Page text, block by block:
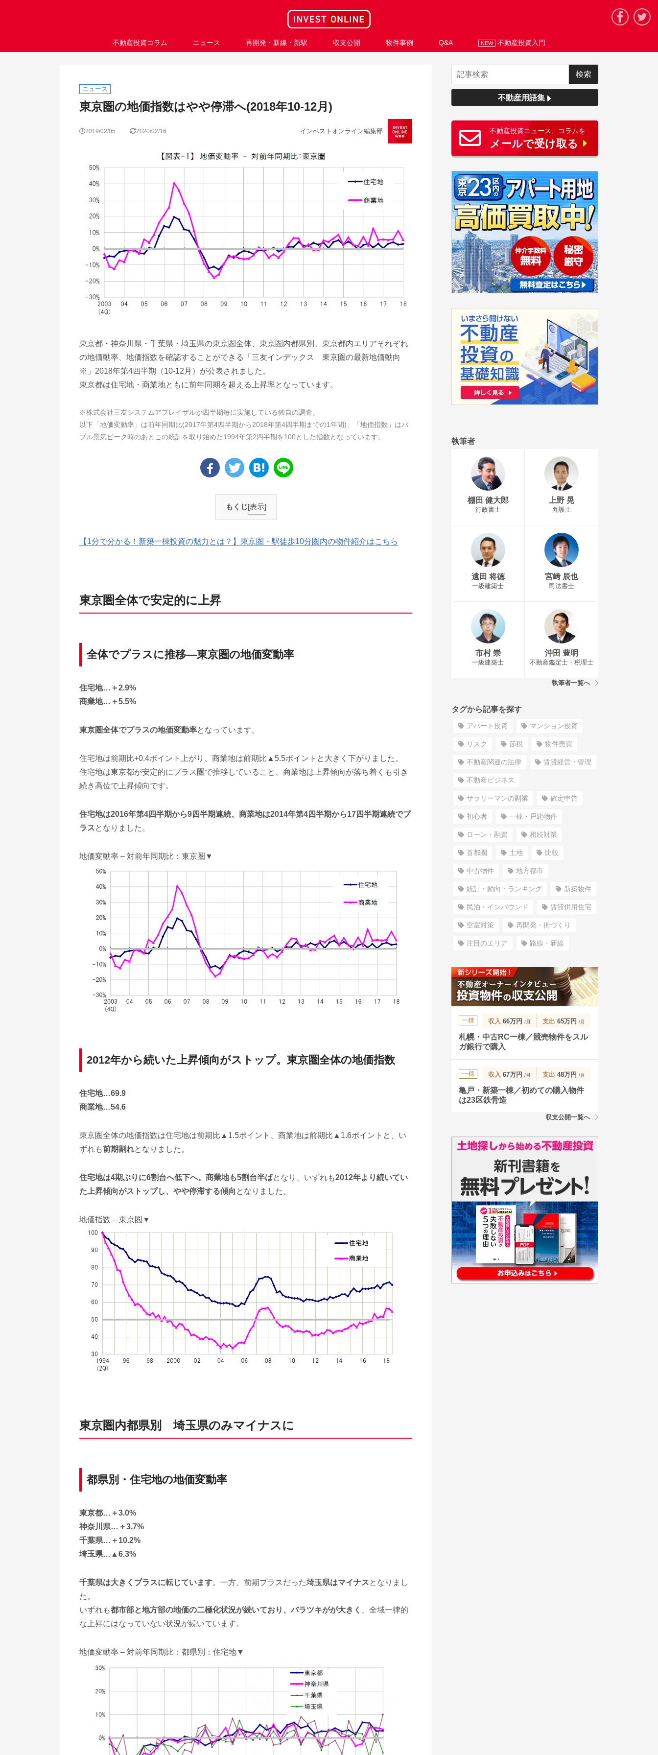
不動産投資コラム ニュース 再開発・新線・新駅 収支公開 物件事例 Q&A NEW 不動産投資入門
ニュース
東京圏の地価指数はやや停滞へ(2018年10-12月)
2019/02/05 2020/02/16 インベストオンライン編集部
東京都・神奈川県・千葉県・埼玉県の東京圏全体、東京圏内都県別、東京都内エリアそれぞれ
の地価動率、地価指数を確認することができる「三友インデックス 東京圏の最新地価動向
※」2018年第4四半期（10-12月）が公表されました。
東京都は住宅地・商業地ともに前年同期を超える上昇率となっています。
※株式会社三友システムアプレイザルが四半期毎に実施している独自の調査。
以下「地価変動率」は前年同期比(2017年第4四半期から2018年第4四半期までの1年間)、「地価指数」はバ
ブル景気ピーク時のあとこの統計を取り始めた1994年第2四半期を100とした指数となっています。
もくじ[表示]
【1分で分かる！新築一棟投資の魅力とは？】東京圏・駅徒歩10分圏内の物件紹介はこちら
東京圏全体で安定的に上昇
全体でプラスに推移―東京圏の地価変動率
住宅地…＋2.9%
商業地…＋5.5%
東京圏全体でプラスの地価変動率となっています。
住宅地は前期比+0.4ポイント上がり、商業地は前期比▲5.5ポイントと大きく下がりました。
住宅地は東京都が安定的にプラス圏で推移していること、商業地は上昇傾向が落ち着くも引き
続き高位で上昇傾向です。
住宅地は2016年第4四半期から9四半期連続、商業地は2014年第4四半期から17四半期連続でプ
ラスとなりました。
地価変動率 – 対前年同期比：東京圏▼
2012年から続いた上昇傾向がストップ。東京圏全体の地価指数
住宅地…69.9
商業地…54.6
東京圏全体の地価指数は住宅地は前期比▲1.5ポイント、商業地は前期比▲1.6ポイントと、い
ずれも前期割れとなりました。
住宅地は4期ぶりに6割台へ低下へ。商業地も5割台半ばとなり、いずれも2012年より続いてい
た上昇傾向がストップし、やや停滞する傾向 となりました。
地価指数 – 東京圏▼
東京圏内都県別 埼玉県のみマイナスに
都県別・住宅地の地価変動率
東京都…＋3.0%
神奈川県…＋3.7%
千葉県…＋10.2%
埼玉県…▲6.3%
千葉県は大きくプラスに転じています。一方、前期プラスだった埼玉県はマイナスとなりまし
た。
いずれも都市部と地方部の地価の二極化状況が続いており、バラツキがが大きく
、全域一律的
な上昇にはなっていない状況が続いています。
地価変動率 – 対前年同期比：都県別：住宅地▼
不動産用語集
不動産投資ニュース、コラムを
メールで受け取る
執筆者
棚田 健大郎
行政書士
上野 晃
弁護士
遠田 将徳
一級建築士
宮﨑 辰也
司法書士
市村 崇
一級建築士
沖田 豊明
不動産鑑定士・税理士
執筆者一覧へ
タグから記事を探す
アパート投資 マンション投資
リスク 節税 物件売買
不動産関連の法律 賃貸経営・管理
不動産ビジネス
サラリーマンの副業 確定申告
初心者 一棟・戸建物件
ローン・融資 相続対策
首都圏 土地 比較
中古物件 地方都市
統計・動向・ランキング 新築物件
民泊・インバウンド 賃貸併用住宅
空室対策 再開発・街づくり
注目のエリア 路線・新線
一棟 収入 66万円 /月 支出 65万円 /月
札幌・中古RC一棟／競売物件をスル
ガ銀行で購入
一棟 収入 67万円 /月 支出 48万円 /月
亀戸・新築一棟／初めての購入物件
は23区鉄骨造
収支公開一覧へ